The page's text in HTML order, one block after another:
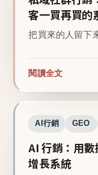
客一買再買的
把買來的人留下
閱讀全文
AI行銷 GEO
AI 行銷：用
增長系統